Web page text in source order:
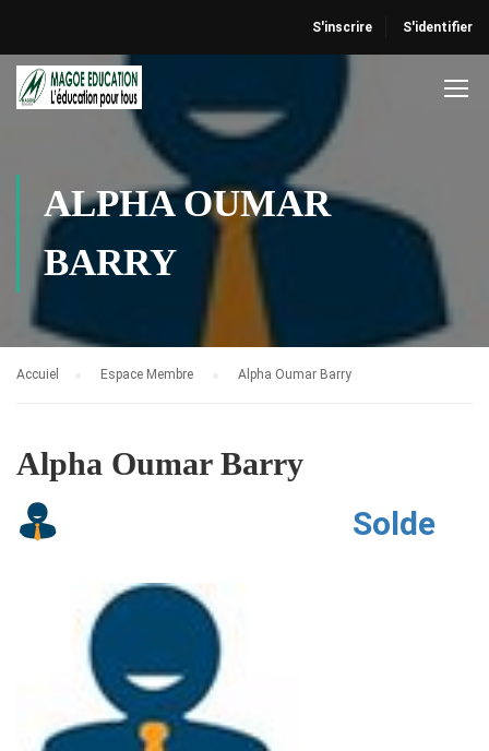
S'inscrire S'identifier
ALPHA OUMAR
BARRY
Accuiel Espace Membre Alpha Oumar Barry
Alpha Oumar Barry
Solde